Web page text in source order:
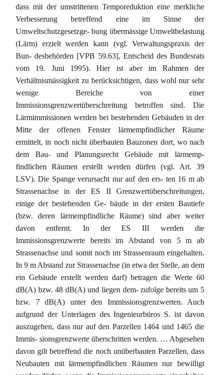
dass mit der umstrittenen Temporeduktion eine merkliche
Verbesserung betreffend eine im Sinne der
Umweltschutzgesetzge- bung übermässige Umweltbelastung
(Lärm) erzielt werden kann (vgl. Verwaltungspraxis der
Bun- desbehörden [VPB 59.63], Entscheid des Bundesrats
vom 19. Juni 1995). Hier ist aber im Rahmen der
Verhältnismässigkeit zu berücksichtigen, dass wohl nur sehr
wenige Bereiche von einer
Immissionsgrenzwertüberschreitung betroffen sind. Die
Lärmimmissionen werden bei bestehenden Gebäuden in der
Mitte der offenen Fenster lärmempfindlicher Räume
ermittelt, in noch nicht überbauten Bauzonen dort, wo nach
dem Bau- und Planungsrecht Gebäude mit lärmemp-
findlichen Räumen erstellt werden dürfen (vgl. Art. 39
LSV). Die Spange verursacht nur auf den ers- ten 16 m ab
Strassenachse in der ES II Grenzwertüberschreitungen,
einige der bestehenden Ge- bäude in der ersten Bautiefe
(bzw. deren lärmempfindliche Räume) sind aber weiter
davon entfernt. In der ES III werden die
Immissionsgrenzwerte bereits im Abstand von 5 m ab
Strassenachse und somit noch im Strassenraum eingehalten.
In 9 m Abstand zur Strassenachse (in etwa der Stelle, an dem
ein Gebäude erstellt werden darf) betragen die Werte 60
dB(A) bzw. 48 dB(A) und liegen dem- zufolge bereits um 5
bzw. 7 dB(A) unter den Immissionsgrenzwerten. Auch
aufgrund der Unterlagen des Ingenieurbüros S. ist davon
auszugehen, dass nur auf den Parzellen 1464 und 1465 die
Immis- sionsgrenzwerte überschritten werden. … Abgesehen
davon gilt betreffend die noch unüberbauten Parzellen, dass
Neubauten mit lärmempfindlichen Räumen nur bewilligt